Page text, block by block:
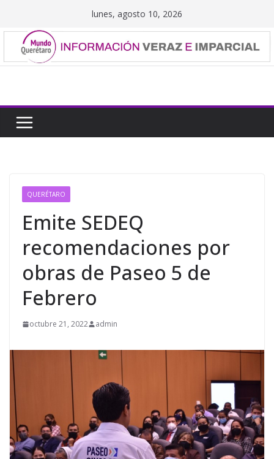
contenido
lunes, agosto 10, 2026
QUERÉTARO
Emite SEDEQ
recomendaciones por
obras de Paseo 5 de
Febrero
octubre 21, 2022 admin